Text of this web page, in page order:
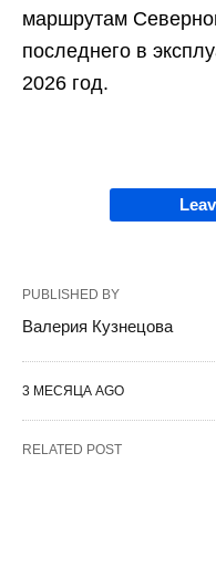
маршрутам
последнего в
2026 год.
PUBLISHED BY
Валерия Кузнецова
3 МЕСЯЦА AGO
RELATED POST